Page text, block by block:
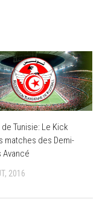
Tunisie: Le Kick
matches des Demi-
Avancé
2016